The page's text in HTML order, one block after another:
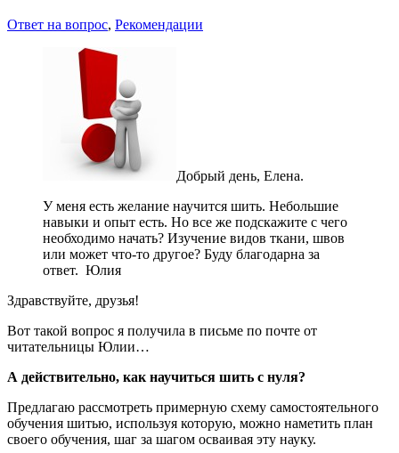
Ответ на вопрос, Рекомендации
Добрый день, Елена.
У меня есть желание научится шить. Небольшие
навыки и опыт есть. Но все же подскажите с чего
необходимо начать? Изучение видов ткани, швов
или может что-то другое? Буду благодарна за
ответ. Юлия
Здравствуйте, друзья!
Вот такой вопрос я получила в письме по почте от
читательницы Юлии…
А действительно, как научиться шить с нуля?
Предлагаю рассмотреть примерную схему самостоятельного
обучения шитью, используя которую, можно наметить план
своего обучения, шаг за шагом осваивая эту науку.